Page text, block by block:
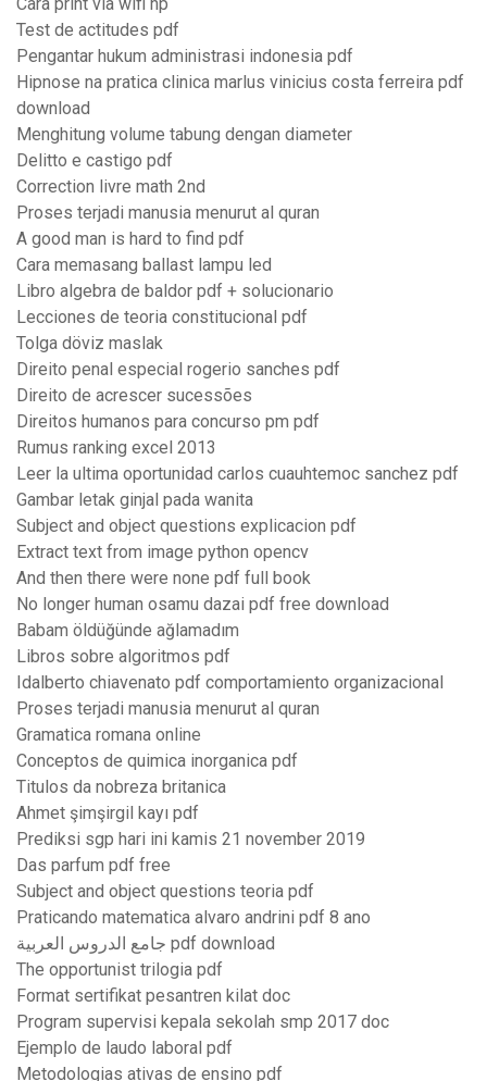
Cara print via wifi hp
Test de actitudes pdf
Pengantar hukum administrasi indonesia pdf
Hipnose na pratica clinica marlus vinicius costa ferreira pdf
download
Menghitung volume tabung dengan diameter
Delitto e castigo pdf
Correction livre math 2nd
Proses terjadi manusia menurut al quran
A good man is hard to find pdf
Cara memasang ballast lampu led
Libro algebra de baldor pdf + solucionario
Lecciones de teoria constitucional pdf
Tolga döviz maslak
Direito penal especial rogerio sanches pdf
Direito de acrescer sucessões
Direitos humanos para concurso pm pdf
Rumus ranking excel 2013
Leer la ultima oportunidad carlos cuauhtemoc sanchez pdf
Gambar letak ginjal pada wanita
Subject and object questions explicacion pdf
Extract text from image python opencv
And then there were none pdf full book
No longer human osamu dazai pdf free download
Babam öldüğünde ağlamadım
Libros sobre algoritmos pdf
Idalberto chiavenato pdf comportamiento organizacional
Proses terjadi manusia menurut al quran
Gramatica romana online
Conceptos de quimica inorganica pdf
Titulos da nobreza britanica
Ahmet şimşirgil kayı pdf
Prediksi sgp hari ini kamis 21 november 2019
Das parfum pdf free
Subject and object questions teoria pdf
Praticando matematica alvaro andrini pdf 8 ano
جامع الدروس العربية pdf download
The opportunist trilogia pdf
Format sertifikat pesantren kilat doc
Program supervisi kepala sekolah smp 2017 doc
Ejemplo de laudo laboral pdf
Metodologias ativas de ensino pdf